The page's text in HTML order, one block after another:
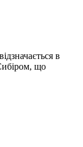
в
що